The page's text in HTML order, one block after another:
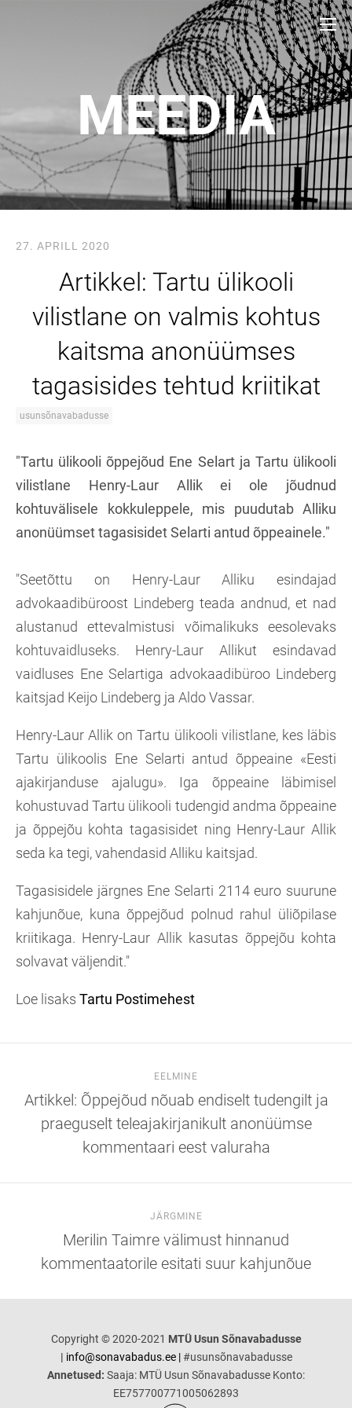
MEEDIA
27. APRILL 2020
Artikkel: Tartu ülikooli
vilistlane on valmis kohtus
kaitsma anonüümses
tagasisides tehtud kriitikat
usunsõnavabadusse
"Tartu ülikooli õppejõud Ene Selart ja Tartu ülikooli
vilistlane Henry-Laur Allik ei ole jõudnud
kohtuvälisele kokkuleppele, mis puudutab Alliku
anonüümset tagasisidet Selarti antud õppeainele."
"Seetõttu on Henry-Laur Alliku esindajad
advokaadibüroost Lindeberg teada andnud, et nad
alustanud ettevalmistusi võimalikuks eesolevaks
kohtuvaidluseks. Henry-Laur Allikut esindavad
vaidluses Ene Selartiga advokaadibüroo Lindeberg
kaitsjad Keijo Lindeberg ja Aldo Vassar.
Henry-Laur Allik on Tartu ülikooli vilistlane, kes läbis
Tartu ülikoolis Ene Selarti antud õppeaine «Eesti
ajakirjanduse ajalugu». Iga õppeaine läbimisel
kohustuvad Tartu ülikooli tudengid andma õppeaine
ja õppejõu kohta tagasisidet ning Henry-Laur Allik
seda ka tegi, vahendasid Alliku kaitsjad.
Tagasisidele järgnes Ene Selarti 2114 euro suurune
kahjunõue, kuna õppejõud polnud rahul üliõpilase
kriitikaga. Henry-Laur Allik kasutas õppejõu kohta
solvavat väljendit."
Loe lisaks Tartu Postimehest
EELMINE
Artikkel: Õppejõud nõuab endiselt tudengilt ja
praeguselt teleajakirjanikult anonüümse
kommentaari eest valuraha
JÄRGMINE
Merilin Taimre välimust hinnanud
kommentaatorile esitati suur kahjunõue
Copyright © 2020-2021 MTÜ Usun Sõnavabadusse
| info@sonavabadus.ee |#usunsõnavabadusse
Annetused: Saaja: MTÜ Usun Sõnavabadusse Konto:
EE757700771005062893